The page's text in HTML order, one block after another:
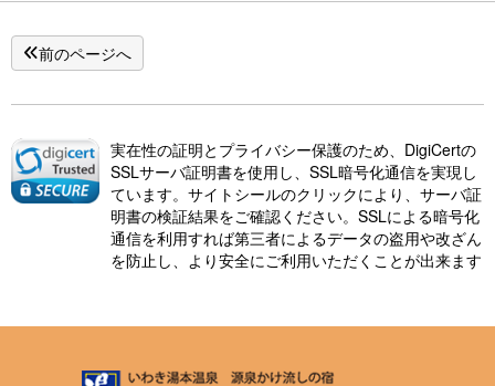
前のページへ
実在性の証明とプライバシー保護のため、DigiCertの
SSLサーバ証明書を使用し、SSL暗号化通信を実現し
ています。サイトシールのクリックにより、サーバ証
明書の検証結果をご確認ください。SSLによる暗号化
通信を利用すれば第三者によるデータの盗用や改ざん
を防止し、より安全にご利用いただくことが出来ます